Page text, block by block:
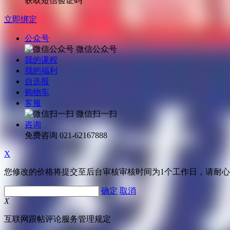
立即绑定
公众号
微信公众号
我的课程
我的福利
自选股
购物车
客服
微信扫一扫
咨询
免费咨询 021-62167888
X
您修改的价格将提交至后台审核审核时间为1个工作日，请耐
确定 取消
X
互联网跟帖评论服务管理规定